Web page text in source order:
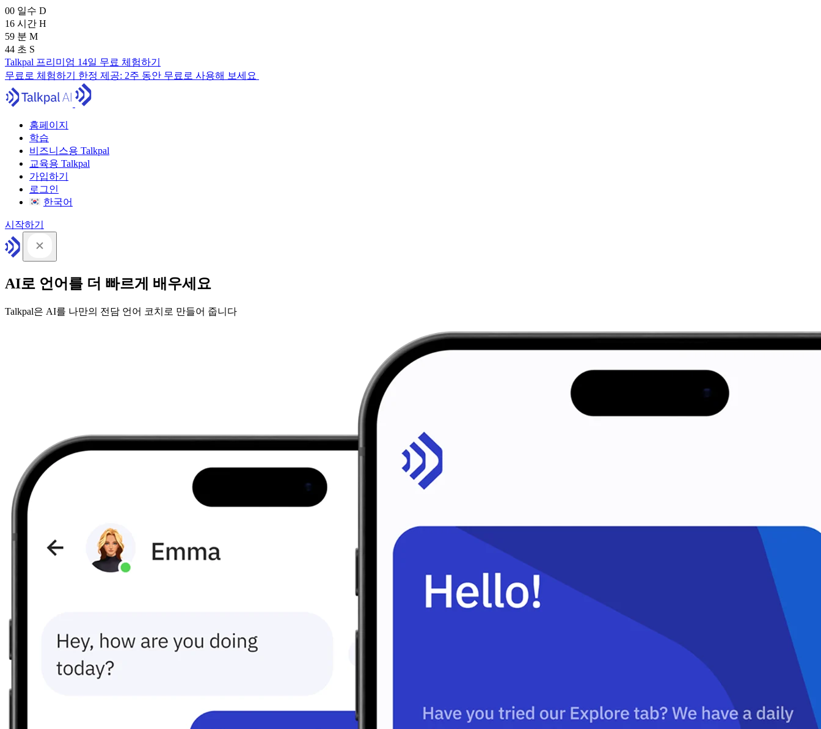
00 일수 D
16 시간 H
59 분 M
43 초 S
Talkpal 프리미엄 14일 무료 체험하기
무료로 체험하기 한정 제공: 2주 동안 무료로 사용해 보세요
홈페이지
학습
비즈니스용 Talkpal
교육용 Talkpal
가입하기
로그인
한국어
시작하기
AI로 언어를 더 빠르게 배우세요
Talkpal은 AI를 나만의 전담 언어 코치로 만들어 줍니다